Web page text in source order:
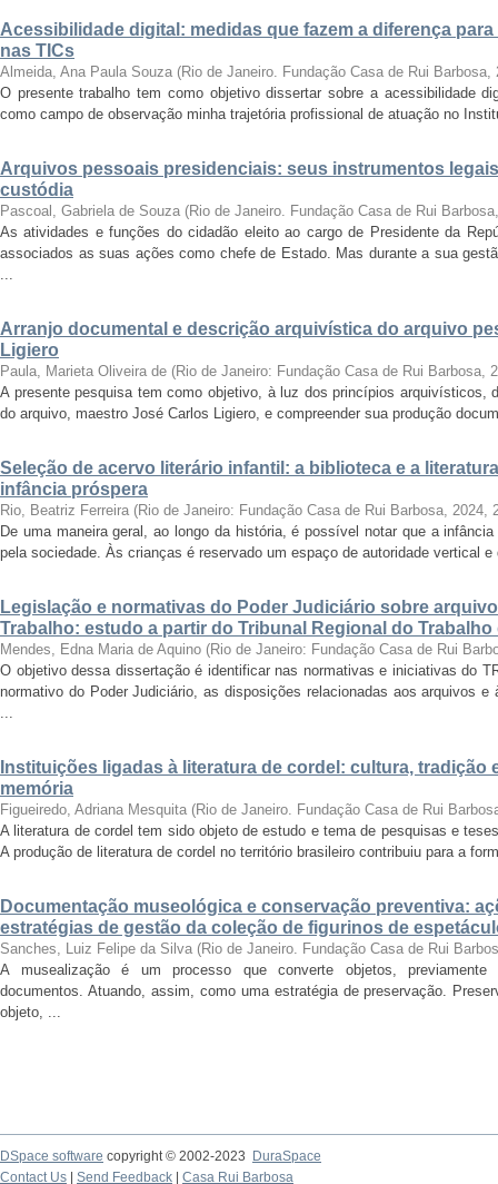
Acessibilidade digital: medidas que fazem a diferença
nas TICs
Almeida, Ana Paula Souza (Rio de Janeiro. Fundação Casa de Rui Barbosa
O presente trabalho tem como objetivo dissertar sobre a acessibilidade
como campo de observação minha trajetória profissional de atuação no
Arquivos pessoais presidenciais: seus instrumentos
custódia
Pascoal, Gabriela de Souza (Rio de Janeiro. Fundação Casa de Rui Barbosa
As atividades e funções do cidadão eleito ao cargo de Presidente da
associados as suas ações como chefe de Estado. Mas durante a sua
Arranjo documental e descrição arquivística do arquivo
Ligiero
Paula, Marieta Oliveira de (Rio de Janeiro: Fundação Casa de Rui Barbosa
A presente pesquisa tem como objetivo, à luz dos princípios arquivísticos,
do arquivo, maestro José Carlos Ligiero, e compreender sua produção
Seleção de acervo literário infantil: a biblioteca e a
infância próspera
Rio, Beatriz Ferreira (Rio de Janeiro: Fundação Casa de Rui Barbosa, 2024
De uma maneira geral, ao longo da história, é possível notar que a
pela sociedade. Às crianças é reservado um espaço de autoridade vertical
Legislação e normativas do Poder Judiciário sobre
Trabalho: estudo a partir do Tribunal Regional do Trabalho
Mendes, Edna Maria de Aquino (Rio de Janeiro: Fundação Casa de Rui
O objetivo dessa dissertação é identificar nas normativas e iniciativas do
normativo do Poder Judiciário, as disposições relacionadas aos arquivos e
Instituições ligadas à literatura de cordel: cultura, tradição
memória
Figueiredo, Adriana Mesquita (Rio de Janeiro. Fundação Casa de Rui
A literatura de cordel tem sido objeto de estudo e tema de pesquisas e
A produção de literatura de cordel no território brasileiro contribuiu para a
Documentação museológica e conservação preventiva:
estratégias de gestão da coleção de figurinos de
Sanches, Luiz Felipe da Silva (Rio de Janeiro. Fundação Casa de Rui
A musealização é um processo que converte objetos, previamente
documentos. Atuando, assim, como uma estratégia de preservação.
objeto, ...
DSpace software copyright © 2002-2023
DuraSpace
Contact Us
Send Feedback Casa Rui Barbosa